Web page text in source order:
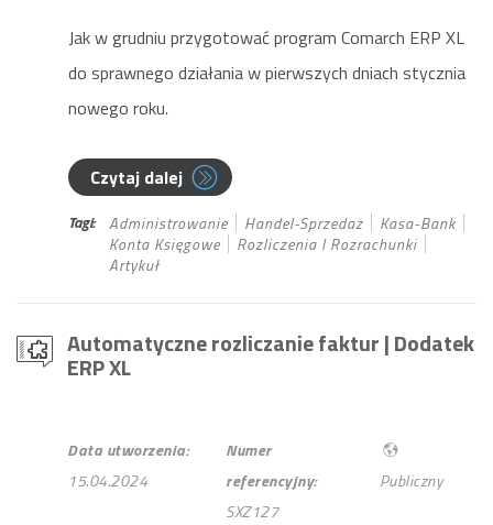
Jak w grudniu przygotować program Comarch ERP XL
do sprawnego działania w pierwszych dniach stycznia
nowego roku.
Czytaj dalej
Tagi: Administrowanie Handel-Sprzedaż
Kasa-Bank
Konta Księgowe
Rozliczenia I Rozrachunki
Artykuł
Automatyczne rozliczanie faktur| Dodatek
ERP XL
Data utworzenia:
15.04.2024
Numer
referencyjny:
SXZ127
Publiczny